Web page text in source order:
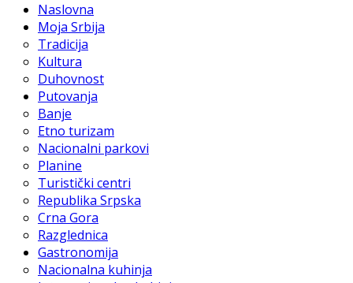
Naslovna
Moja Srbija
Tradicija
Kultura
Duhovnost
Putovanja
Banje
Etno turizam
Nacionalni parkovi
Planine
Turistički centri
Republika Srpska
Crna Gora
Razglednica
Gastronomija
Nacionalna kuhinja